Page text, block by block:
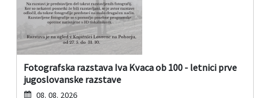
Fotografska razstava Iva Kvaca ob 100 - letnici prve
jugoslovanske razstave
08. 08. 2026